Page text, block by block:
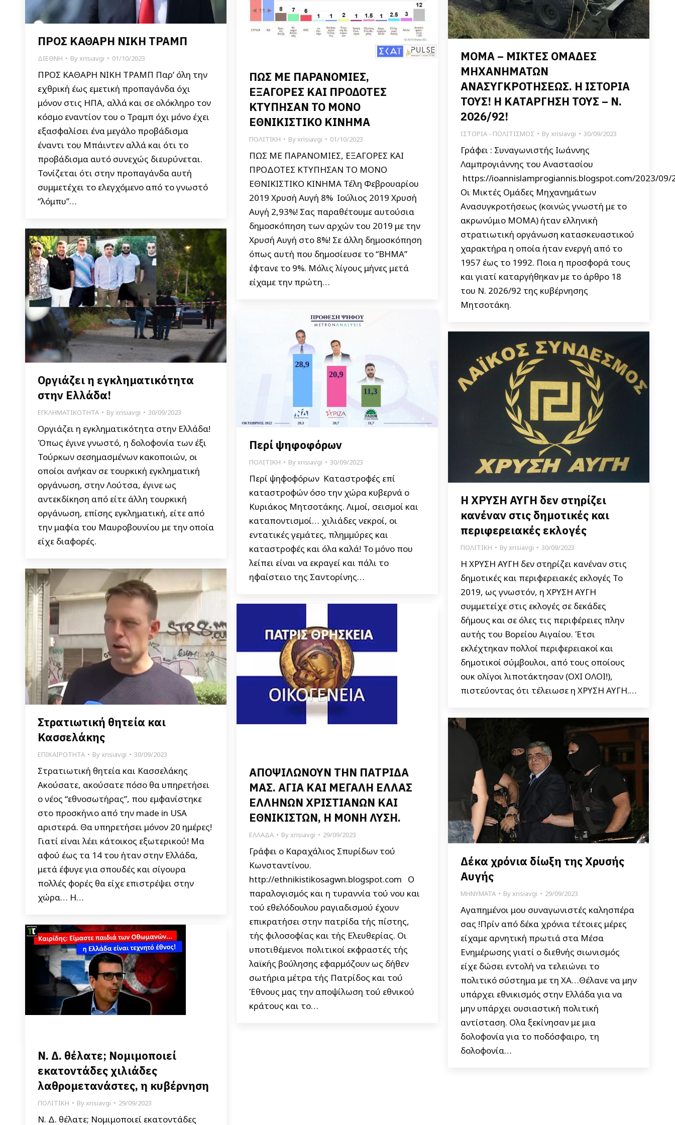
ΠΡΟΣ ΚΑΘΑΡΗ ΝΙΚΗ ΤΡΑΜΠ
ΔΙΕΘΝΗ Byxrisiavgi 01/10/2023
ΠΡΟΣ ΚΑΘΑΡΗ ΝΙΚΗ ΤΡΑΜΠ Παρ’ όλη την
εχθρική έως εμετική προπαγάνδα όχι
μόνον στις ΗΠΑ, αλλά και σε ολόκληρο τον
κόσμο εναντίον του ο Τραμπ όχι μόνο έχει
εξασφαλίσει ένα μεγάλο προβάδισμα
έναντι του Μπάιντεν αλλά και ότι το
προβάδισμα αυτό συνεχώς διευρύνεται.
Τονίζεται ότι στην προπαγάνδα αυτή
συμμετέχει το ελεγχόμενο από το γνωστό
“λόμπυ”…
ΠΩΣ ΜΕ ΠΑΡΑΝΟΜΙΕΣ,
ΕΞΑΓΟΡΕΣ ΚΑΙ ΠΡΟΔΟΤΕΣ
ΚΤΥΠΗΣΑΝ ΤΟ ΜΟΝΟ
ΕΘΝΙΚΙΣΤΙΚΟ ΚΙΝΗΜΑ
ΠΟΛΙΤΙΚΗ Byxrisiavgi 01/10/2023
ΠΩΣ ΜΕ ΠΑΡΑΝΟΜΙΕΣ, ΕΞΑΓΟΡΕΣ ΚΑΙ
ΠΡΟΔΟΤΕΣ ΚΤΥΠΗΣΑΝ ΤΟ ΜΟΝΟ
ΕΘΝΙΚΙΣΤΙΚΟ ΚΙΝΗΜΑ Τέλη Φεβρουαρίου
2019 Χρυσή Αυγή 8% Ιούλιος 2019 Χρυσή
Αυγή 2,93%! Σας παραθέτουμε αυτούσια
δημοσκόπηση των αρχών του 2019 με την
Χρυσή Αυγή στο 8%! Σε άλλη δημοσκόπηση
όπως αυτή που δημοσίευσε το “ΒΗΜΑ”
έφτανε το 9%. Μόλις λίγους μήνες μετά
είχαμε την πρώτη…
ΜΟΜΑ – ΜΙΚΤΕΣ ΟΜΑΔΕΣ
ΜΗΧΑΝΗΜΑΤΩΝ
ΑΝΑΣΥΓΚΡΟΤΗΣΕΩΣ. Η ΙΣΤΟΡΙΑ
ΤΟΥΣ! Η ΚΑΤΑΡΓΗΣΗ ΤΟΥΣ – Ν.
2026/92!
ΙΣΤΟΡΙΑ - ΠΟΛΙΤΙΣΜΟΣ Byxrisiavgi 30/09/2023
Γράφει : Συναγωνιστής Ιωάννης
Λαμπρογιάννης του Αναστασίου
https://ioannislamprogiannis.blogspot.com/2023/09/
Οι Μικτές Ομάδες Μηχανημάτων
Ανασυγκροτήσεως (κοινώς γνωστή με το
ακρωνύμιο ΜΟΜΑ) ήταν ελληνική
στρατιωτική οργάνωση κατασκευαστικού
χαρακτήρα η οποία ήταν ενεργή από το
1957 έως το 1992. Ποια η προσφορά τους
και γιατί καταργήθηκαν με το άρθρο 18
του Ν. 2026/92 της κυβέρνησης
Μητσοτάκη.
Οργιάζει η εγκληματικότητα
στην Ελλάδα!
ΕΓΚΛΗΜΑΤΙΚΟΤΗΤΑ Byxrisiavgi 30/09/2023
Οργιάζει η εγκληματικότητα στην Ελλάδα!
Όπως έγινε γνωστό, η δολοφονία των έξι
Τούρκων σεσημασμένων κακοποιών, οι
οποίοι ανήκαν σε τουρκική εγκληματική
οργάνωση, στην Λούτσα, έγινε ως
αντεκδίκηση από είτε άλλη τουρκική
οργάνωση, επίσης εγκληματική, είτε από
την μαφία του Μαυροβουνίου με την οποία
είχε διαφορές.
Περί ψηφοφόρων
ΠΟΛΙΤΙΚΗ Byxrisiavgi 30/09/2023
Περί ψηφοφόρων Καταστροφές επί
καταστροφών όσο την χώρα κυβερνά ο
Κυριάκος Μητσοτάκης. Λιμοί, σεισμοί και
καταποντισμοί… χιλιάδες νεκροί, οι
εντατικές γεμάτες, πλημμύρες και
καταστροφές και όλα καλά! Το μόνο που
λείπει είναι να εκραγεί και πάλι το
ηφαίστειο της Σαντορίνης…
Η ΧΡΥΣΗ ΑΥΓΗ δεν στηρίζει
κανέναν στις δημοτικές και
περιφερειακές εκλογές
ΠΟΛΙΤΙΚΗ Byxrisiavgi 30/09/2023
Η ΧΡΥΣΗ ΑΥΓΗ δεν στηρίζει κανέναν στις
δημοτικές και περιφερειακές εκλογές Το
2019, ως γνωστόν, η ΧΡΥΣΗ ΑΥΓΗ
συμμετείχε στις εκλογές σε δεκάδες
δήμους και σε όλες τις περιφέρειες πλην
αυτής του Βορείου Αιγαίου. Έτσι
εκλέχτηκαν πολλοί περιφερειακοί και
δημοτικοί σύμβουλοι, από τους οποίους
ουκ ολίγοι λιποτάκτησαν (ΟΧΙ ΟΛΟΙ!),
πιστεύοντας ότι τέλειωσε η ΧΡΥΣΗ ΑΥΓΗ.…
Στρατιωτική θητεία και
Κασσελάκης
ΕΠΙΚΑΙΡΟΤΗΤΑ Byxrisiavgi 30/09/2023
Στρατιωτική θητεία και Κασσελάκης
Ακούσατε, ακούσατε πόσο θα υπηρετήσει
ο νέος “εθνοσωτήρας”, που εμφανίστηκε
στο προσκήνιο από την made in USA
αριστερά. Θα υπηρετήσει μόνον 20 ημέρες!
Γιατί είναι λέει κάτοικος εξωτερικού! Μα
αφού έως τα 14 του ήταν στην Ελλάδα,
μετά έφυγε για σπουδές και σίγουρα
πολλές φορές θα είχε επιστρέψει στην
χώρα… Η…
ΑΠΟΨΙΛΩΝΟΥΝ ΤΗΝ ΠΑΤΡΙΔΑ
ΜΑΣ. ΑΓΙΑ ΚΑΙ ΜΕΓΑΛΗ ΕΛΛΑΣ
ΕΛΛΗΝΩΝ ΧΡΙΣΤΙΑΝΩΝ ΚΑΙ
ΕΘΝΙΚΙΣΤΩΝ, Η ΜΟΝΗ ΛΥΣΗ.
ΕΛΛΑΔΑ Byxrisiavgi 29/09/2023
Γράφει ο Καραχάλιος Σπυρίδων τού
Κωνσταντίνου.
http://ethnikistikosagwn.blogspot.com Ο
παραλογισμός και η τυραννία τού νου και
τού εθελόδουλου ραγιαδισμού έχουν
επικρατήσει στην πατρίδα τής πίστης,
τής φιλοσοφίας και τής Ελευθερίας. Οι
υποτιθέμενοι πολιτικοί εκφραστές τής
λαϊκής βούλησης εφαρμόζουν ως δήθεν
σωτήρια μέτρα τής Πατρίδος και τού
Έθνους μας την αποψίλωση τού εθνικού
κράτους και το…
Δέκα χρόνια δίωξη της Χρυσής
Αυγής
ΜΗΝΥΜΑΤΑ Byxrisiavgi 29/09/2023
Αγαπημένοι μου συναγωνιστές καλησπέρα
σας !Πρίν από δέκα χρόνια τέτοιες μέρες
είχαμε αρνητική πρωτιά στα Μέσα
Ενημέρωσης γιατί ο διεθνής σιωνισμός
είχε δώσει εντολή να τελειώνει το
πολιτικό σύστημα με τη ΧΑ…Θέλανε να μην
υπάρχει εθνικισμός στην Ελλάδα για να
μην υπάρχει ουσιαστική πολιτική
αντίσταση. Ολα ξεκίνησαν με μια
δολοφονία για το ποδόσφαιρο, τη
δολοφονία…
Ν. Δ. θέλατε; Νομιμοποιεί
εκατοντάδες χιλιάδες
λαθρομετανάστες, η κυβέρνηση
ΠΟΛΙΤΙΚΗ Byxrisiavgi 29/09/2023
Ν. Δ. θέλατε; Νομιμοποιεί εκατοντάδες